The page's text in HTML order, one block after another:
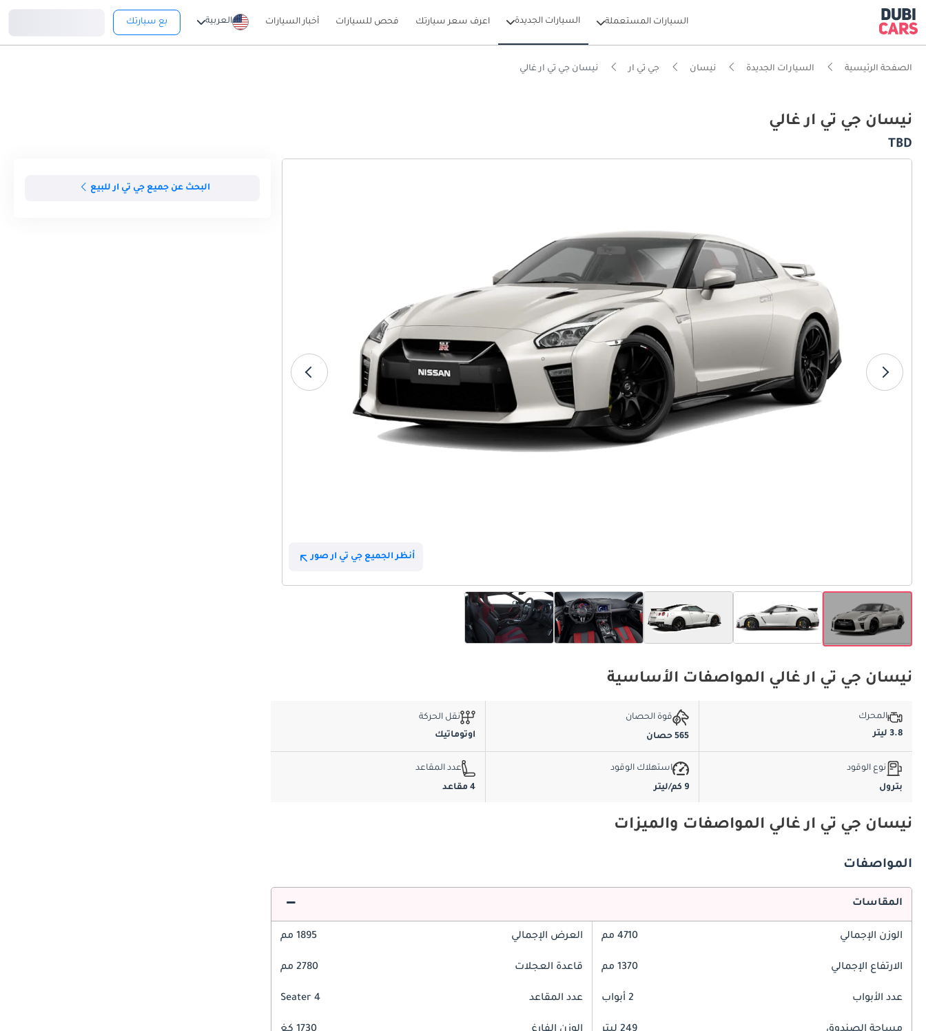
السيارات المستعملة السيارات الجديدة اعرف سعر سيارتك فحص للسيارات أخبار السيارات العربية بع سيارتك
الصفحة الرئيسية السيارات الجديدة نيسان جي تي ار نيسان جي تي ار غالي
نيسان جي تي ار غالي
TBD
أنظر الجميع جي تي ار صور
البحث عن جميع جي تي ار للبيع
نيسان جي تي ار غالي المواصفات الأساسية
المحرك
3.8 ليتر
قوة الحصان
565 حصان
نقل الحركة
اوتوماتيك
نوع الوقود
بترول
استهلاك الوقود
9 كم/ليتر
عدد المقاعد
4 مقاعد
نيسان جي تي ار غالي المواصفات والميزات
المواصفات
المقاسات
الوزن الإجمالي 4710 مم العرض الإجمالي 1895 مم
الارتفاع الإجمالي 1370 مم قاعدة العجلات 2780 مم
عدد الأبواب 2 أبواب عدد المقاعد 4 Seater